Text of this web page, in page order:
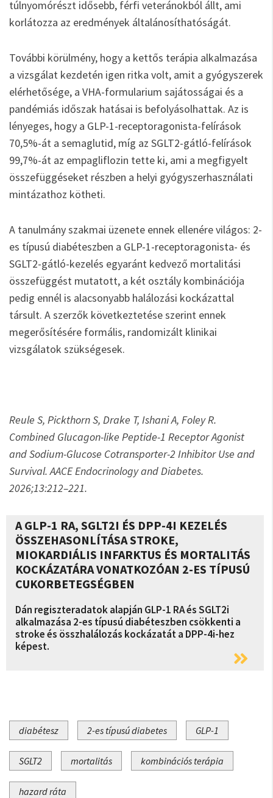
túlnyomórészt idősebb, férfi veteránokból állt, ami
korlátozza az eredmények általánosíthatóságát.
További körülmény, hogy a kettős terápia alkalmazása
a vizsgálat kezdetén igen ritka volt, amit a gyógyszerek
elérhetősége, a VHA-formularium sajátosságai és a
pandémiás időszak hatásai is befolyásolhattak. Az is
lényeges, hogy a GLP-1-receptoragonista-felírások
70,5%-át a semaglutid, míg az SGLT2-gátló-felírások
99,7%-át az empagliflozin tette ki, ami a megfigyelt
összefüggéseket részben a helyi gyógyszerhasználati
mintázathoz kötheti.
A tanulmány szakmai üzenete ennek ellenére világos: 2-
es típusú diabéteszben a GLP-1-receptoragonista- és
SGLT2-gátló-kezelés egyaránt kedvező mortalitási
összefüggést mutatott, a két osztály kombinációja
pedig ennél is alacsonyabb halálozási kockázattal
társult. A szerzők következtetése szerint ennek
megerősítésére formális, randomizált klinikai
vizsgálatok szükségesek.
Reule S, Pickthorn S, Drake T, Ishani A, Foley R.
Combined Glucagon-like Peptide-1 Receptor Agonist
and Sodium-Glucose Cotransporter-2 Inhibitor Use and
Survival. AACE Endocrinology and Diabetes.
2026;13:212–221.
A GLP-1 RA, SGLT2I ÉS DPP-4I KEZELÉS
ÖSSZEHASONLÍTÁSA STROKE,
MIOKARDIÁLIS INFARKTUS ÉS MORTALITÁS
KOCKÁZATÁRA VONATKOZÓAN 2-ES TÍPUSÚ
CUKORBETEGSÉGBEN
Dán regiszteradatok alapján GLP-1 RA és SGLT2i
alkalmazása 2-es típusú diabéteszben csökkenti a
stroke és összhalálozás kockázatát a DPP-4i-hez
képest.
diabétesz 2-es típusú diabetes GLP-1
SGLT2 mortalitás kombinációs terápia
hazard ráta